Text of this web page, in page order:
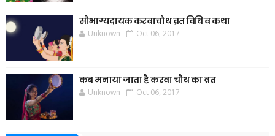
सौभाग्यदायक करवाचौथ व्रत विधि व कथा
Unknown Oct 06, 2017
कब मनाया जाता है करवा चौथ का व्रत
Unknown Oct 06, 2017